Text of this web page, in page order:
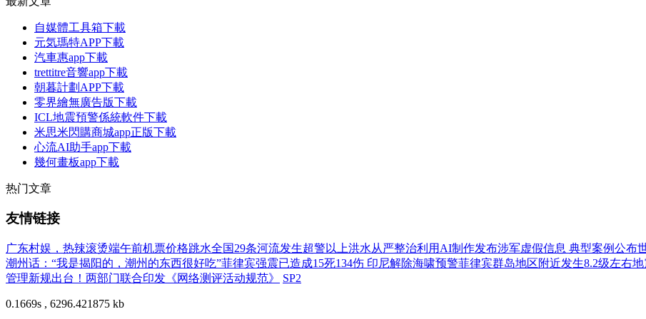
自媒體工具箱下載
元気瑪特APP下載
汽車惠app下載
trettitre音響app下載
朝暮計劃APP下載
零界繪無廣告版下載
ICL地震預警係統軟件下載
米思米閃購商城app正版下載
心流AI助手app下載
幾何畫板app下載
热门文章
友情链接
广东村娱，热辣滚烫端午前机票价格跳水全国29条河流发生超警以上洪水从严整治利用AI制作发布涉军虚假信息 典型案例公布
潮州话：“我是揭阳的，潮州的东西很好吃”菲律宾强震已造成15死134伤 印尼解除海啸预警菲律宾群岛地区附近发生8.2级左右地
管理新规出台！两部门联合印发《网络测评活动规范》
SP2
0.1669s , 6296.421875 kb